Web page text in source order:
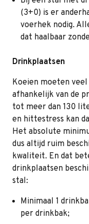
(3+0) is er
voerhek nodig.
dat haalbaar
Drinkplaatsen
Koeien moeten
afhankelijk van de
tot meer dan 130
en hittestress kan
Het absolute
dus altijd ruim
kwaliteit. En dat
drinkplaatsen
stal:
Minimaal 1
per drinkbak;